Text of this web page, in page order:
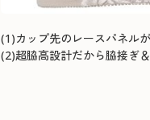
(1)カップ先のレースパネル
(2)超脇高設計だから脇接ぎ